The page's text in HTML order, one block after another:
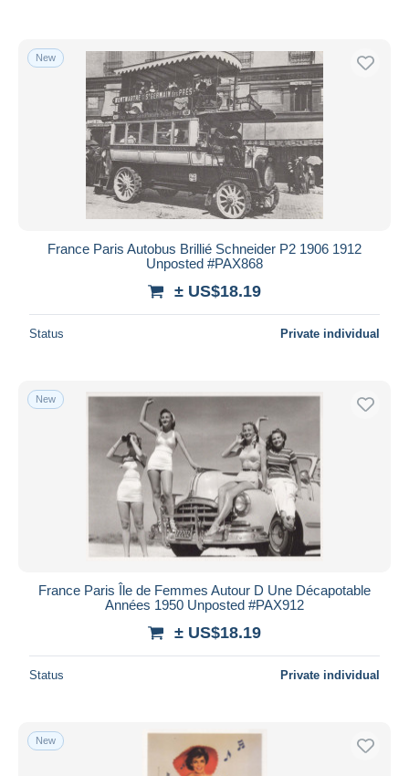
New
France Paris Autobus Brillié Schneider P2 1906 1912
Unposted #PAX868
± US$18.19
Status Private individual
New
France Paris Île de Femmes Autour D Une Décapotable
Années 1950 Unposted #PAX912
± US$18.19
Status Private individual
New